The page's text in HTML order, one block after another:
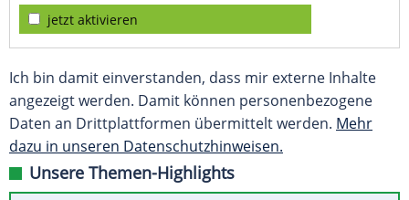
jetzt aktivieren
Ich bin damit einverstanden, dass mir externe Inhalte
angezeigt werden. Damit können personenbezogene
Daten an Drittplattformen übermittelt werden. Mehr
dazu in unseren Datenschutzhinweisen.
Unsere Themen-Highlights